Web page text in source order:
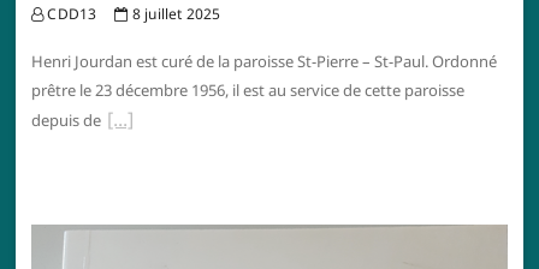
CDD13 8 juillet 2025
Henri Jourdan est curé de la paroisse St-Pierre – St-Paul. Ordonné
prêtre le 23 décembre 1956, il est au service de cette paroisse
depuis de